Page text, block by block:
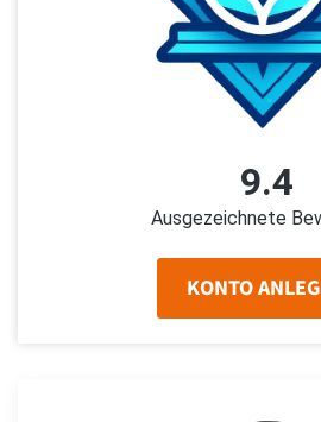
9.4
Ausgezeichnete
KONTO